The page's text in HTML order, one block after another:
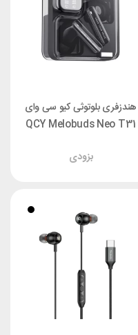
هندزفری بلوتوثی کیو سی وای
QCY Melobuds Neo T31
بزودی